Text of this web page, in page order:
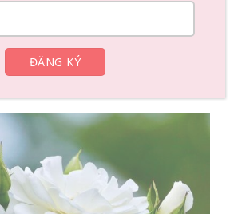
trắng cũng có thể tượng trưng cho ý
mới, khiến chúng trở thành sự lựa
cưới, ngày kỷ niệm và những dịp
tôn vinh tình yêu và sự cam kết